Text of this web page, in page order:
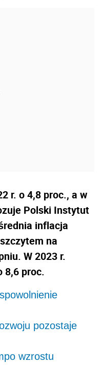
r. o 4,8 proc., a w
Polski Instytut
inflacja
na
W 2023 r.
8,6 proc.
pozostaje
wzrostu